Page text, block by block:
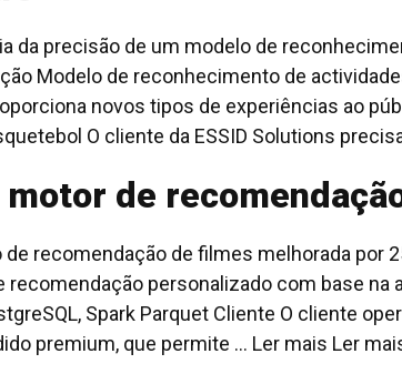
da precisão de um modelo de
Modelo de reconhecimento de
novos tipos de experiências ao
O cliente da ESSID Solutions
motor de
recomendação de filmes melhorada por
recomendação personalizado com base
Spark Parquet Cliente O cliente
premium, que permite ... Ler mais Ler